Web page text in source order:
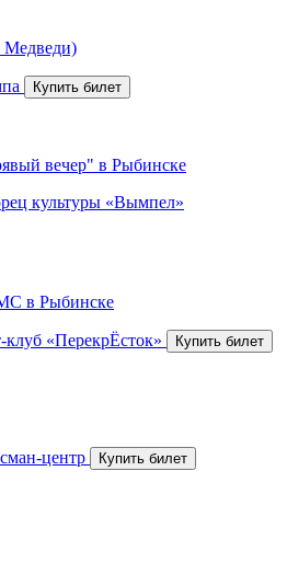
вечер" в Рыбинске
культуры «Вымпел»
в Рыбинске
клуб «ПерекрЁсток»
центр